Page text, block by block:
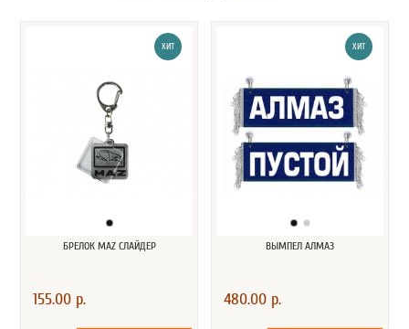
ХИТ
БРЕЛОК MAZ СЛАЙДЕР
155.00 р.
ХИТ
ВЫМПЕЛ АЛМАЗ
480.00 р.